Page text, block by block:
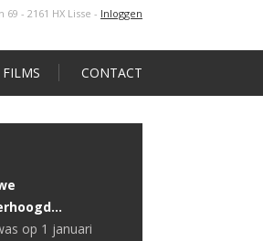
- 2161 HX Lisse - Inloggen
CONTACT
op 1 januari